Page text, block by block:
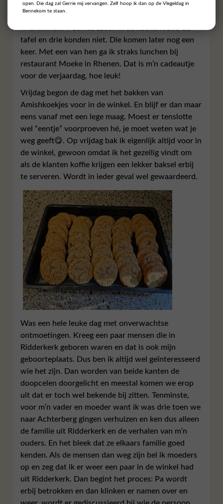
tafel en drie konden niet. Die komen later nog een
keer. Met een van hen ga ik straks lunchen bij
restaurant Moeke in Rhenen. Dat is m’n cadeautje
voor de verjaardag, hoe leuk!
Vrijdag begon de dag met het bakken van
Amishkoekjes voor in de winkel. En blijf er dan maar
eens vanaf met een lege maag. Moest er tenslotte
wel “eentje” voorproeven hé, je moet weten wat je
weg geeft😋. Op vrijdag bak ik eigenlijk altijd voor in
de winkel, gewoon omdat ik het gezellig vindt om
als de klanten koffie krijgen een lekker baksel erbij
te serveren. Wordt in ieder geval wel gewaardeerd.
Was een hele leuke dag met onverwachtse
ontmoetingen. Kreeg een paar mensen die in
Ridderkerk geboren waren en dat is ook mijn
geboorteplaats. Dus ben ik altijd wel geïnteresseerd
wie het zijn. Dan worden van beide kanten de
doopcelen doorgelicht en meestal komen we erop
uit dat er toch wel bekende bij zitten. Tenminste,
voor m’n vader en moeder want ik was drie toen we
naar Achterberg gingen verhuizen en ken dus alleen
de familie uit Ridderkerk en de verhalen van m’n
ouders. En het bleek dat ze elkaars familie goed
kenden. Als de mensen dan weg zijn bel ik moeders
op en zeg dat ik er weer een paar in de winkel had
uit Ridderkerk. Dan begint het proces: Pa wordt
erbij betrokken en dan klinken er namen over en
open. Die dag zal Gerrie mij vervangen. Zelf hoop ik dan op de Vlegeldag in
Bennekom te staan.